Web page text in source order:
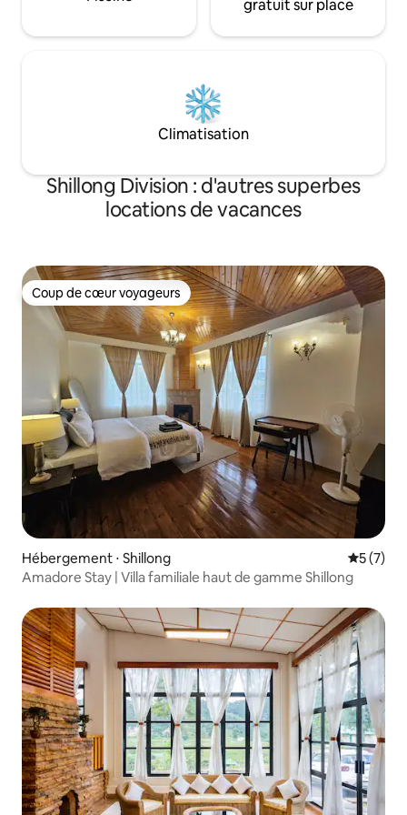
gratuit sur place
Climatisation
Shillong Division : d'autres superbes
locations de vacances
Coup de cœur voyageurs
Coup de cœur voyageurs
Hébergement ⋅ Shillong
5 (7)
Amadore Stay | Villa familiale haut de gamme Shillong